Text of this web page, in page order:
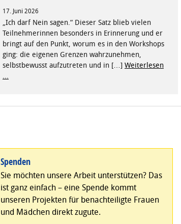
17. Juni 2026
„Ich darf Nein sagen.“ Dieser Satz blieb vielen
Teilnehmerinnen besonders in Erinnerung und er
bringt auf den Punkt, worum es in den Workshops
ging: die eigenen Grenzen wahrzunehmen,
selbstbewusst aufzutreten und in […] Weiterlesen
...
Spenden
Sie möchten unsere Arbeit unterstützen? Das
ist ganz einfach – eine Spende kommt
unseren Projekten für benachteiligte Frauen
und Mädchen direkt zugute.